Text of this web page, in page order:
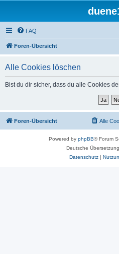
FAQ
Foren-Übersicht
Alle Cookies löschen
Bist du dir sicher, dass du alle Cookies
Foren-Übersicht Alle
Powered by phpBB® Forum
Deutsche
Datenschutz|